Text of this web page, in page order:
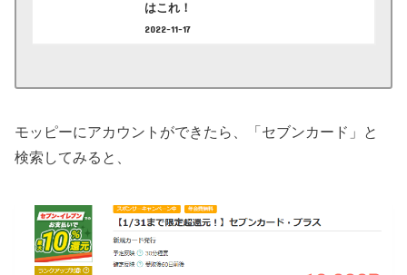
はこれ！
2022-11-17
モッピーにアカウントができたら、「セブンカード」と
検索してみると、